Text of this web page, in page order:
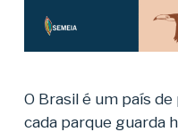
O Brasil é um país
cada parque guarda